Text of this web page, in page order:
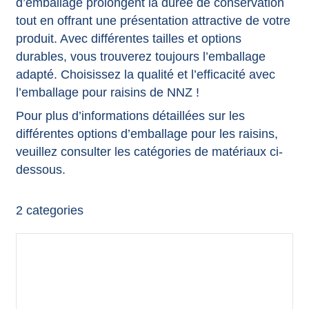
tout en offrant une présentation attractive de votre
produit. Avec différentes tailles et options
durables, vous trouverez toujours l’emballage
adapté. Choisissez la qualité et l’efficacité avec
l’emballage pour raisins de NNZ !
Pour plus d’informations détaillées sur les
différentes options d’emballage pour les raisins,
veuillez consulter les catégories de matériaux ci-
dessous.
2 categories